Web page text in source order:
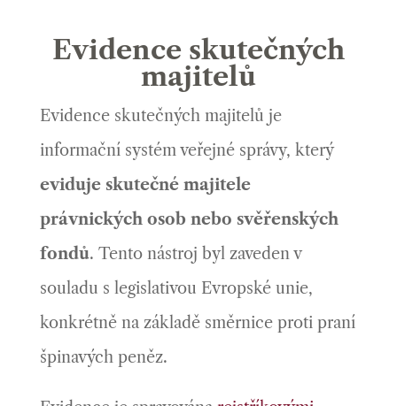
Evidence skutečných
majitelů
Evidence skutečných majitelů je
informační systém veřejné správy, který
eviduje skutečné majitele
právnických osob nebo svěřenských
fondů. Tento nástroj byl zaveden v
souladu s legislativou Evropské unie,
konkrétně na základě směrnice proti praní
špinavých peněz.